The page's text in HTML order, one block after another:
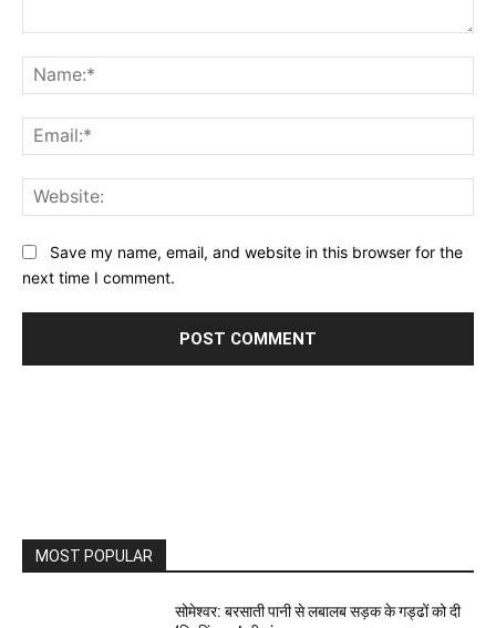
Save my name, email, and website in this browser for the
next time I comment.
MOST POPULAR
सोमेश्वर: बरसाती पानी से लबालब सड़क के गड्ढों को दी